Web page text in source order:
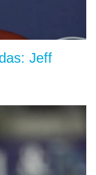
Jeff